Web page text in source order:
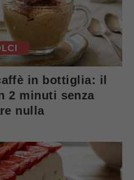
in bottiglia: il
2 minuti senza
nulla